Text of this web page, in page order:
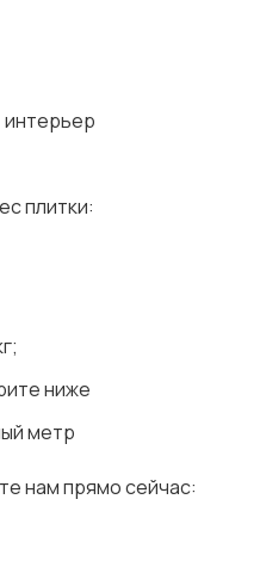
интерьер
плитки:
ниже
метр
нам прямо сейчас: